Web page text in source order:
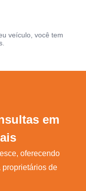
veículo, você tem
em
oferecendo
de